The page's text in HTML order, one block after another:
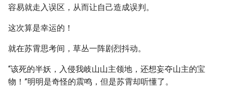
容易就走入误区，从而让自己造成误判。
这次算是幸运的！
就在苏霄思考间，草丛一阵剧烈抖动。
“该死的半妖，入侵我岐山山主领地，还想妄夺山主的宝
物！”明明是奇怪的震鸣，但是苏霄却听懂了。